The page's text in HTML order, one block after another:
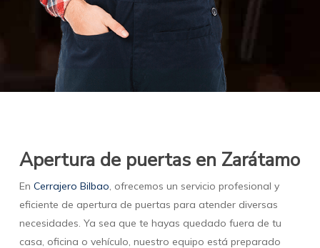
Apertura de puertas en Zarátamo
En Cerrajero Bilbao, ofrecemos un servicio profesional y
eficiente de apertura de puertas para atender diversas
necesidades. Ya sea que te hayas quedado fuera de tu
casa, oficina o vehículo, nuestro equipo está preparado